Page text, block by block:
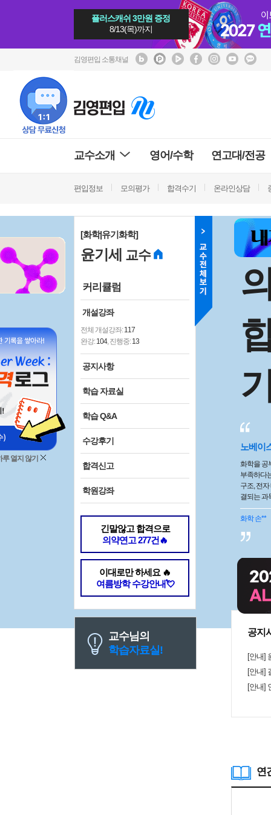
플러스캐쉬 3만원 증정
8/13(목)까지
열지 않기
김영편입 소통채널
교수소개 영어/수학 연고대/전공
편입정보 모의평가 합격수기 온라인상담
[화학|유기화학]
윤기세 교수
커리큘럼
개설강좌
전체 개설강좌:117
완강:104, 진행중:13
공지사항
학습 자료실
학습 Q&A
수강후기
합격신고
학원강좌
긴말않고 합격으로
의약연고 277건🔥
이대로만 하세요 🔥
여름방학 수강안내💘
교수님의
학습자료실!
노베이
화학을 공
부족하다
구조, 전
결되는 과
것 같았습
초 화학
념의 흐름
해 중심
비탈, 전
인데 기
연결 관
습니다.
히 좋았
준다는
기본 원
기반을
으로 공부
의를 통해
할 때도
화학 손**
공지
[안내]
[안내]
[안내]
연